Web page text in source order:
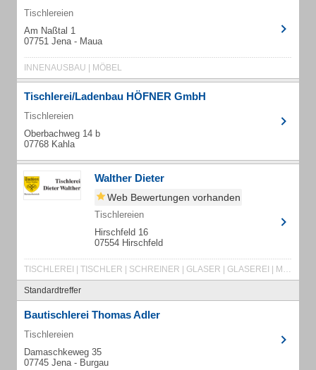
Tischlereien
Am Naßtal 1
07751 Jena - Maua
INNENAUSBAU | MÖBEL
Tischlerei/Ladenbau HÖFNER GmbH
Tischlereien
Oberbachweg 14 b
07768 Kahla
Walther Dieter
Web Bewertungen vorhanden
Tischlereien
Hirschfeld 16
07554 Hirschfeld
TISCHLEREI | TISCHLER | SCHREINER | GLASER | GLASEREI | MÖBELTISCHLER | CARPORTS | FENSTER | TÜREN | TORE | INDIVIDUELLE MÖBEL | MÖBELBAU | MÖBEL NACH MASS | TREPPEN | INNENEINRICHTUNG | WINTERGÄRTEN | ALU-FENSTER | HOLZFENSTER | KUNSTSTOFFFENSTER | ROLLLÄDEN | VERGLASUNG | MÖBEL NACH MASS
Standardtreffer
Bautischlerei Thomas Adler
Tischlereien
Damaschkeweg 35
07745 Jena - Burgau